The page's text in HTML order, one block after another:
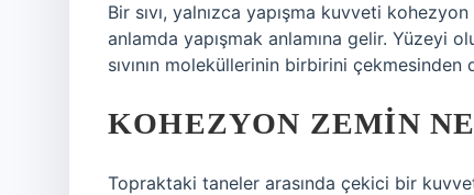
Bir sıvı, yalnızca yapışma kuvveti
anlamda yapışmak anlamına gelir. Yüzeyi
sıvının moleküllerinin birbirini çekmesinden
KOHEZYON ZEMIN
Topraktaki taneler arasında çekici bir